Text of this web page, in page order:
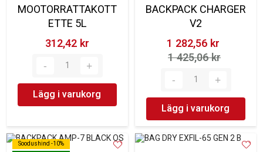
MOOTORRATTAKOTT
ETTE 5L
312,42 kr‎
Lägg i varukorg
BACKPACK CHARGER
V2
1 282,56 kr‎
1 425,06 kr‎
Lägg i varukorg
Soodushind -10%
Soodushind -10%